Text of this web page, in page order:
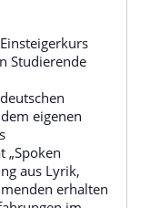
Studierende
eigenen
aus Lyrik,
erhalten